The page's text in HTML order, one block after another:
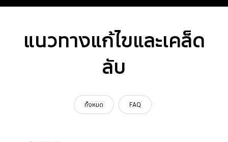
แนวทางแก้ไขและเคล็ด
ลับ
ทั้งหมด FAQ